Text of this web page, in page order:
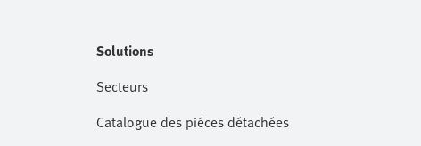
Solutions
Secteurs
Catalogue des piéces détachées